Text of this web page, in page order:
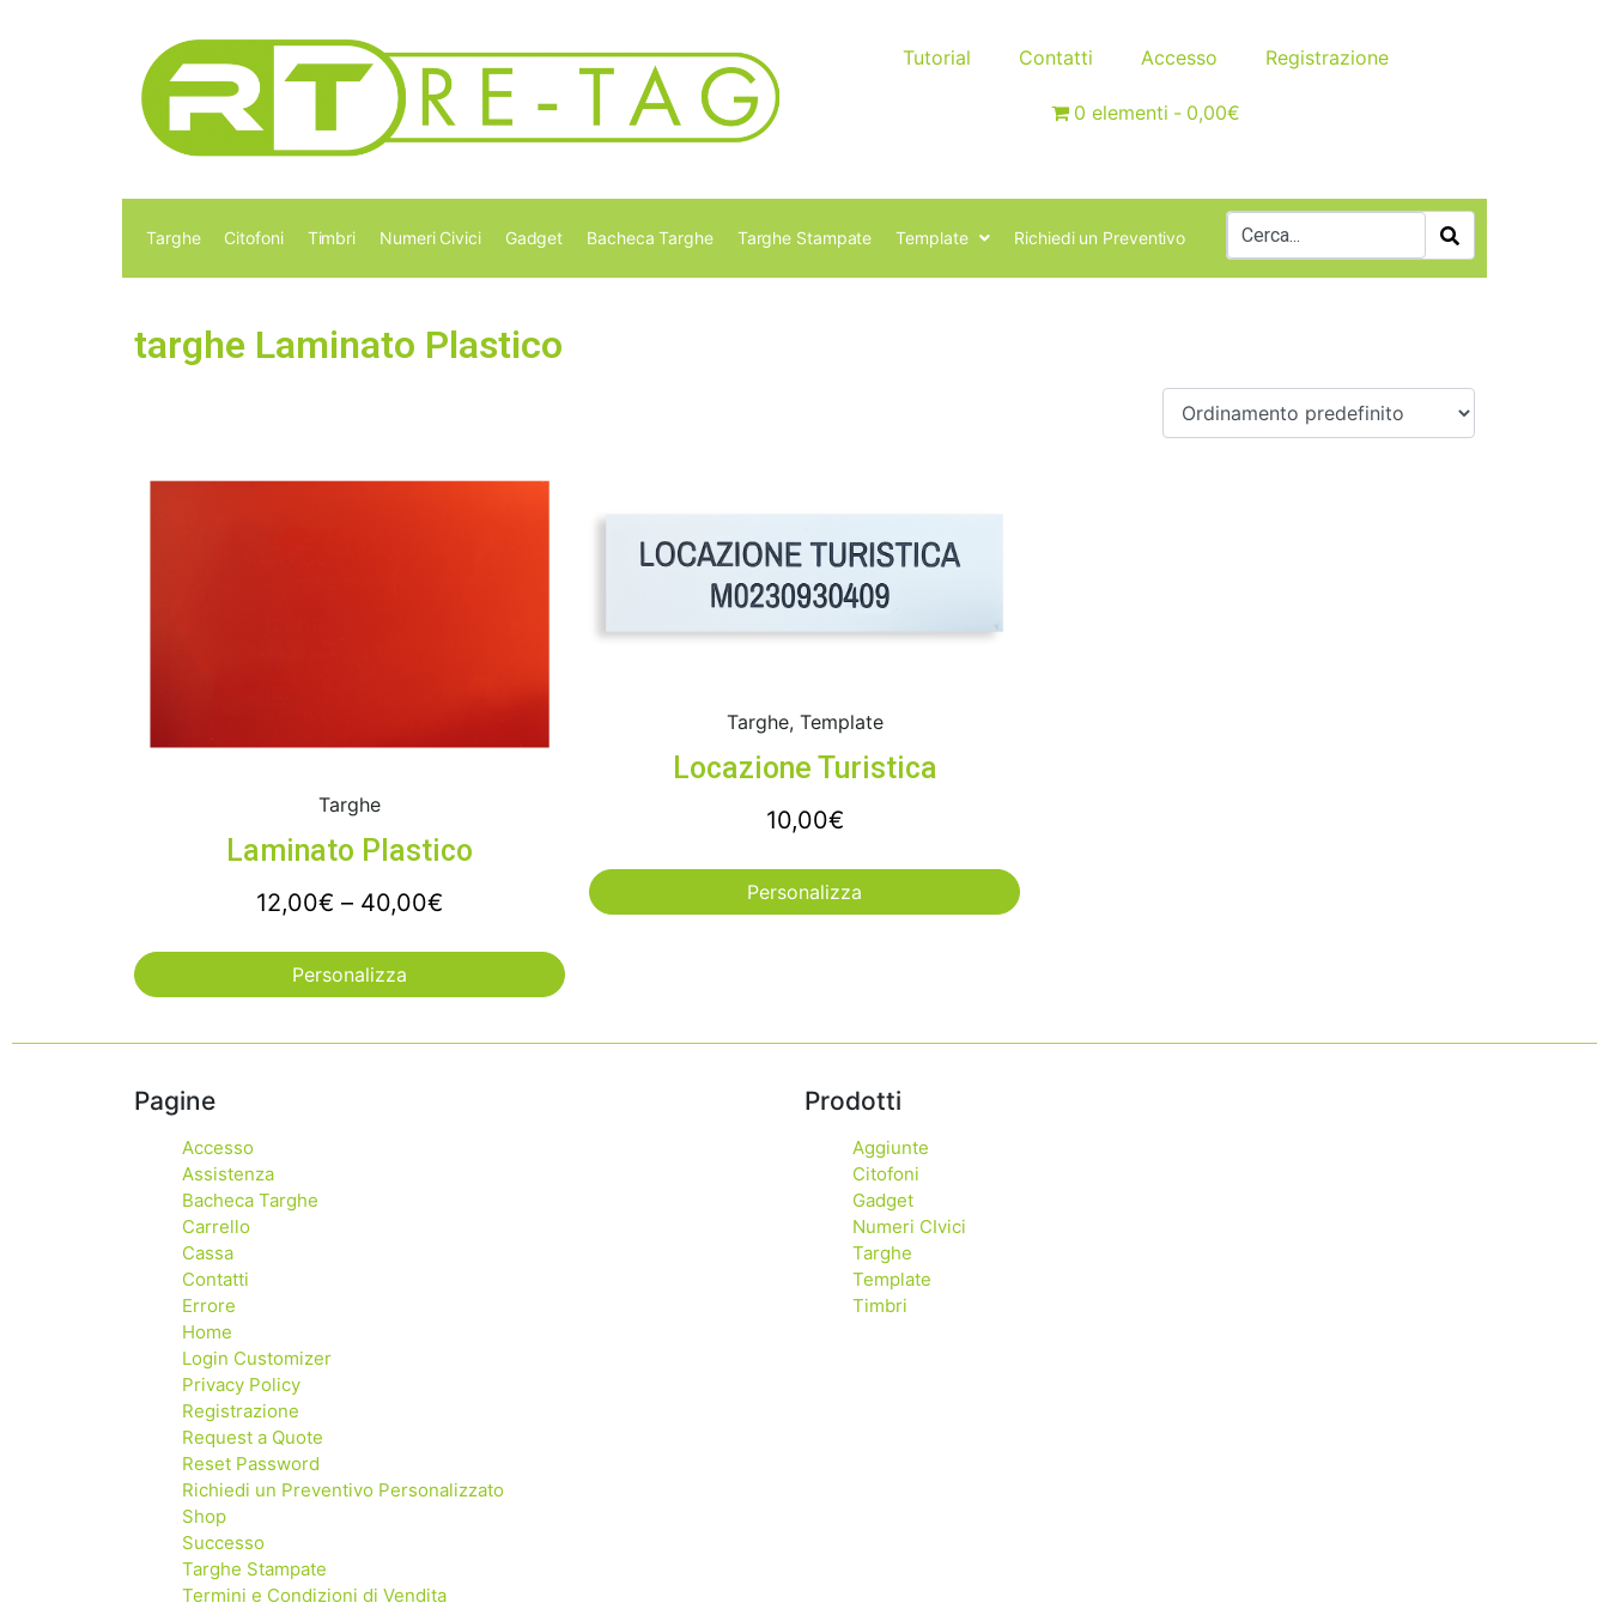
Tutorial Contatti Accesso Registrazione
0 elementi 0,00€
Targhe Citofoni Timbri Numeri Civici Gadget Bacheca Targhe Targhe Stampate Template Richiedi un Preventivo
targhe Laminato Plastico
Targhe
Laminato Plastico
12,00€ – 40,00€
Personalizza
Targhe, Template
Locazione Turistica
10,00€
Personalizza
Pagine
Accesso
Assistenza
Bacheca Targhe
Carrello
Cassa
Contatti
Errore
Home
Login Customizer
Privacy Policy
Registrazione
Request a Quote
Reset Password
Richiedi un Preventivo Personalizzato
Shop
Successo
Targhe Stampate
Termini e Condizioni di Vendita
Prodotti
Aggiunte
Citofoni
Gadget
Numeri CIvici
Targhe
Template
Timbri